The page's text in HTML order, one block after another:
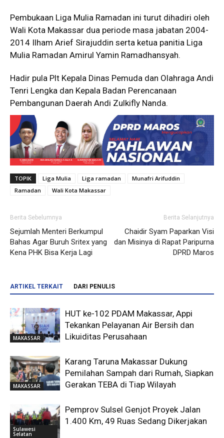
Pembukaan Liga Mulia Ramadan ini turut dihadiri oleh
Wali Kota Makassar dua periode masa jabatan 2004-
2014 Ilham Arief Sirajuddin serta ketua panitia Liga
Mulia Ramadan Amirul Yamin Ramadhansyah.
Hadir pula Plt Kepala Dinas Pemuda dan Olahraga Andi
Tenri Lengka dan Kepala Badan Perencanaan
Pembangunan Daerah Andi Zulkifly Nanda.
TOPIK Liga Mulia Liga ramadan
Munafri Arifuddin
Ramadan
Wali Kota Makassar
Berita Sebelumnya
Sejumlah Menteri Berkumpul
Bahas Agar Buruh Sritex yang
Kena PHK Bisa Kerja Lagi
Berita Selanjutnya
Chaidir Syam Paparkan Visi
dan Misinya di Rapat Paripurna
DPRD Maros
ARTIKEL TERKAIT DARI PENULIS
MAKASSAR
HUT ke-102 PDAM Makassar, Appi
Tekankan Pelayanan Air Bersih dan
Likuiditas Perusahaan
MAKASSAR
Karang Taruna Makassar Dukung
Pemilahan Sampah dari Rumah, Siapkan
Gerakan TEBA di Tiap Wilayah
Sulawesi
Selatan
Pemprov Sulsel Genjot Proyek Jalan
1.400 Km, 49 Ruas Sedang Dikerjakan